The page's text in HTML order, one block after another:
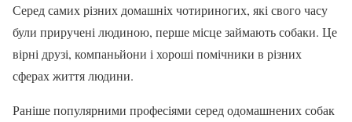
Серед самих різних домашніх чотириногих, які свого часу
були приручені людиною, перше місце займають собаки. Це
вірні друзі, компаньйони і хороші помічники в різних
сферах життя людини.
Раніше популярними професіями серед одомашнених собак